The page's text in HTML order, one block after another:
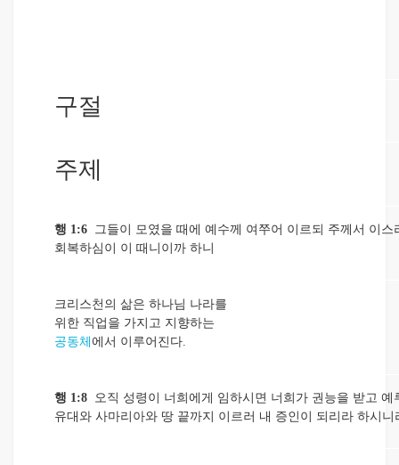
구절
주제
행 1:6 그들이 모였을 때에 예수께 여쭈어 이르되 주께서 이스
회복하심이 이 때니이까 하니
크리스천의 삶은 하나님 나라를
위한 직업을 가지고 지향하는
공동체 에서 이루어진다.
행 1:8 오직 성령이 너희에게 임하시면 너희가 권능을 받고 예
유대와 사마리아와 땅 끝까지 이르러 내 증인이 되리라 하시니